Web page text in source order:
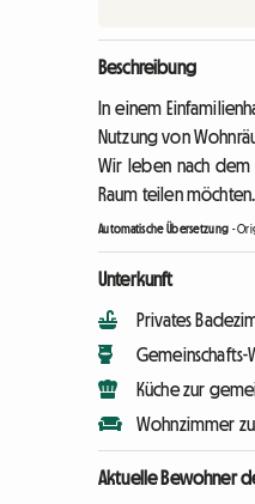
Beschreibung
In einem
Nutzung von
Wir leben nach dem
Raum teilen möchten.
Automatische Übersetzung -
Unterkunft
Privates
Gemeinschafts-
Küche zur
Wohnzimmer
Aktuelle Bewohner